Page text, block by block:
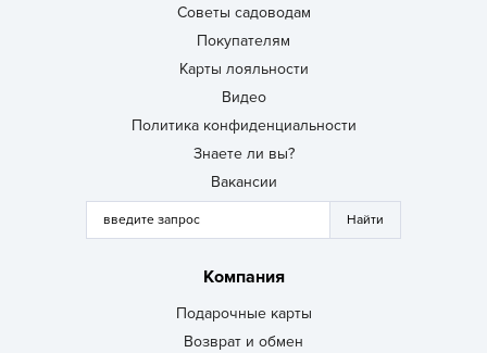
Советы садоводам
Покупателям
Карты лояльности
Видео
Политика конфиденциальности
Знаете ли вы?
Вакансии
Компания
Подарочные карты
Возврат и обмен